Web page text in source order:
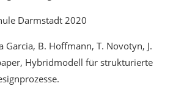
Darmstadt 2020
Garcia, B. Hoffmann, T. Novotyn, J.
Hybridmodell für strukturierte